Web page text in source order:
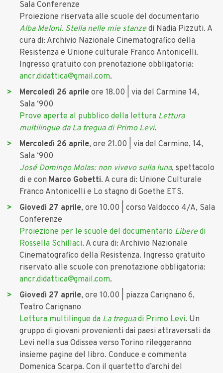
Sala Conferenze
Proiezione riservata alle scuole del documentario
Alba Meloni. Stella nelle mie stanzedi Nadia Pizzuti. A
cura di: Archivio Nazionale Cinematografico della
Resistenza e Unione culturale Franco Antonicelli.
Ingresso gratuito con prenotazione obbligatoria:
ancr.didattica@gmail.com.
Mercoledì 26 aprile ore 18.00 | via del Carmine 14,
Sala ‘900
Prove aperte al pubblico della lettura Lettura
multilingue da La tregua di Primo Levi.
Mercoledì 26 aprile, ore 21.00 | via del Carmine, 14,
Sala ‘900
José Domingo Molas: non vivevo sulla luna, spettacolo
di e con Marco Gobetti. A cura di: Unione Culturale
Franco Antonicelli e Lo stagno di Goethe ETS.
Giovedì 27 aprile, ore 10.00 | corso Valdocco 4/A, Sala
Conferenze
Proiezione per le scuole del documentario Liberedi
Rossella Schillaci. A cura di: Archivio Nazionale
Cinematografico della Resistenza. Ingresso gratuito
riservato alle scuole con prenotazione obbligatoria:
ancr.didattica@gmail.com.
Giovedì 27 aprile, ore 10.00 | piazza Carignano 6,
Teatro Carignano
Lettura multilingue da La treguadi Primo Levi. Un
gruppo di giovani provenienti dai paesi attraversati da
Levi nella sua Odissea verso Torino rileggeranno
insieme pagine del libro. Conduce e commenta
Domenica Scarpa. Con il quartetto d’archi del